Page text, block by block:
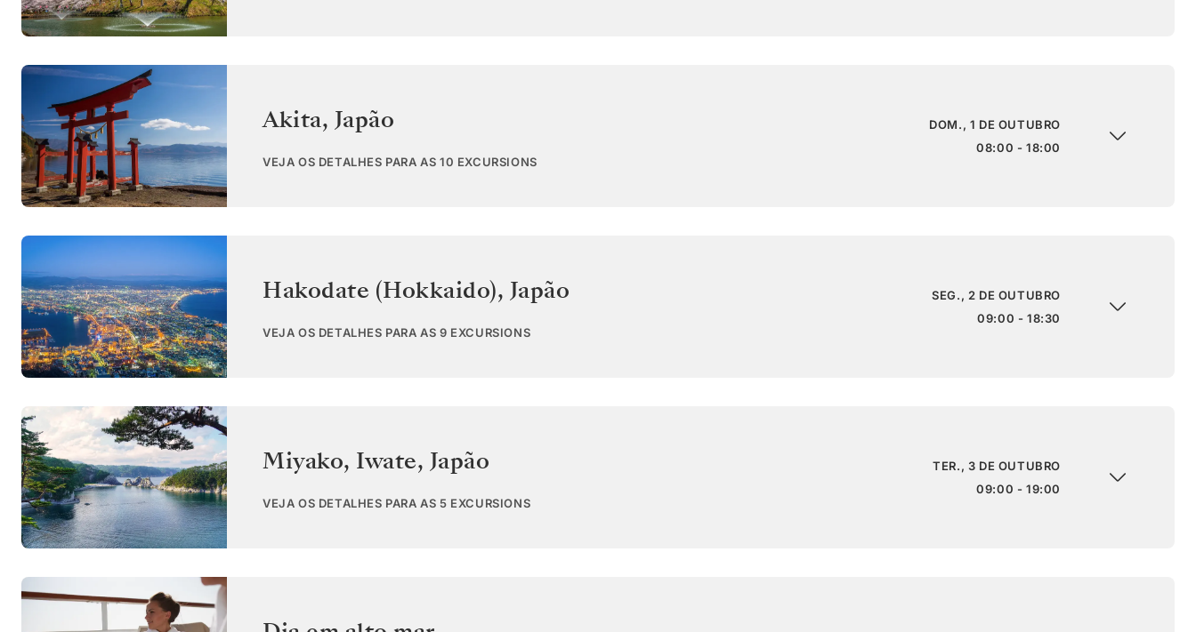
Akita, Japão
VEJA OS DETALHES PARA AS 10 EXCURSIONS
DOM., 1 DE OUTUBRO
08:00 - 18:00
Hakodate (Hokkaido), Japão
VEJA OS DETALHES PARA AS 9 EXCURSIONS
SEG., 2 DE OUTUBRO
09:00 - 18:30
Miyako, Iwate, Japão
VEJA OS DETALHES PARA AS 5 EXCURSIONS
TER., 3 DE OUTUBRO
09:00 - 19:00